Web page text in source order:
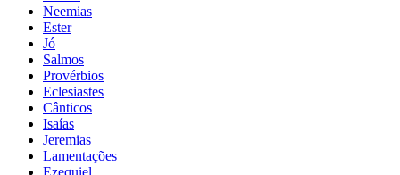
Neemias
Ester
Jó
Salmos
Provérbios
Eclesiastes
Cânticos
Isaías
Jeremias
Lamentações